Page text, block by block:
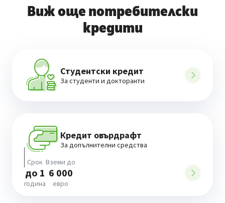
Виж още потребителски
кредити
Студентски кредит
За студенти и докторанти
Кредит овърдрафт
За допълнителни средства
Срок
до 1
година
Вземи до
6 000
евро